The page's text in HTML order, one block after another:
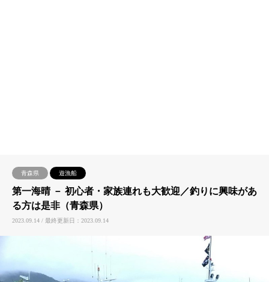
青森県 遊漁船
第一海晴 － 初心者・家族連れも大歓迎／釣りに興味があ
る方は是非（青森県）
2023.09.14 / 最終更新日：2023.09.14